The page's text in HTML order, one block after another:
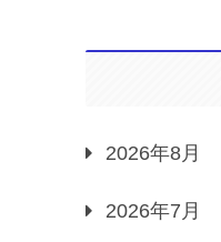
2026年8月
2026年7月